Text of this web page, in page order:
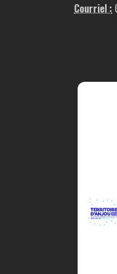
Courriel :